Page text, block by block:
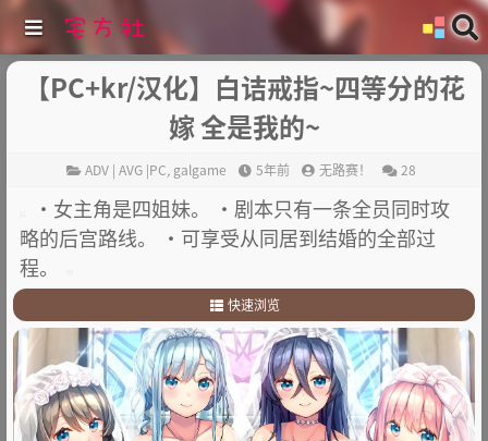
【PC+kr/汉化】白诘戒指~四等分的花
嫁 全是我的~
ADV | AVG |PC, galgame 5年前 无路赛！ 28
·女主角是四姐妹。 ·剧本只有一条全员同时攻
略的后宫路线。 ·可享受从同居到结婚的全部过
程。
快速浏览
1.故事简介：
2
其他